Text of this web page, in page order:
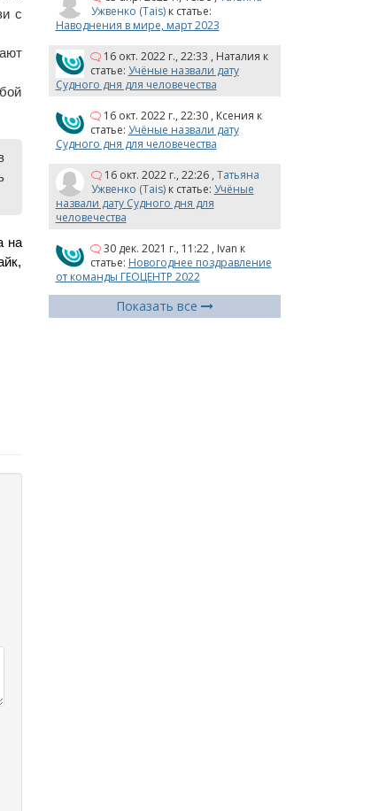
с
на
Ужвенко (Tais) к статье:
Наводнения в мире, март 2023
16 окт. 2022 г., 22:33 , Наталия к
статье: Учёные назвали дату
Судного дня для человечества
16 окт. 2022 г., 22:30 , Ксения к
статье: Учёные назвали дату
Судного дня для человечества
16 окт. 2022 г., 22:26 , Татьяна
Ужвенко (Tais) к статье: Учёные
назвали дату Судного дня для
человечества
30 дек. 2021 г., 11:22 , Ivan к
статье: Новогоднее поздравление
от команды ГЕОЦЕНТР 2022
Показать все